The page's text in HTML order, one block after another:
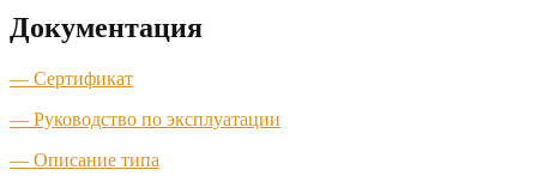
Документация
— Сертификат
— Руководство по эксплуатации
— Описание типа